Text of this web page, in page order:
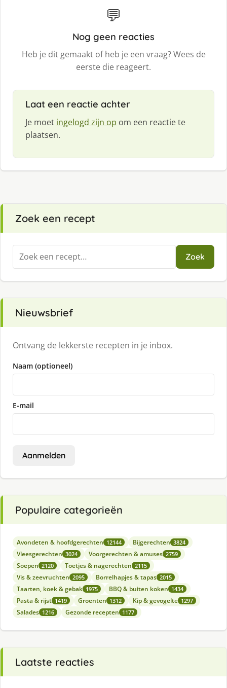
💬
Nog geen reacties
Heb je dit gemaakt of heb je een vraag? Wees de
eerste die reageert.
Laat een reactie achter
Je moet ingelogd zijn op om een reactie te
plaatsen.
Zoek een recept
Zoeken
naar:
Zoek
Nieuwsbrief
Ontvang de lekkerste recepten in je inbox.
Naam (optioneel)
E-mail
Aanmelden
Populaire categorieën
Avondeten & hoofdgerechten 12144 Bijgerechten 3824
Vleesgerechten 3024 Voorgerechten & amuses 2759
Soepen 2120 Toetjes & nagerechten 2115
Vis & zeevruchten 2095 Borrelhapjes & tapas 2015
Taarten, koek & gebak 1975 BBQ & buiten koken 1434
Pasta & rijst 1419 Groenten 1312 Kip & gevogelte 1297
Salades 1216 Gezonde recepten 1177
Laatste reacties